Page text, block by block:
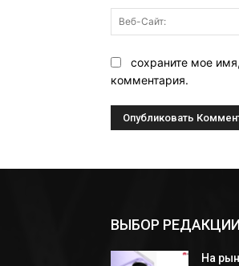
сохраните мое
комментария.
ВЫБОР РЕДАКЦИИ
На